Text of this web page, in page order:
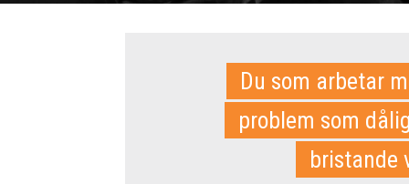
Du som arbetar
problem som
bristande